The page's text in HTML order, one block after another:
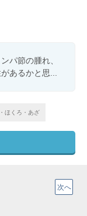
パ節の腫れ、
あるかと思...
ほくろ・あざ
次へ